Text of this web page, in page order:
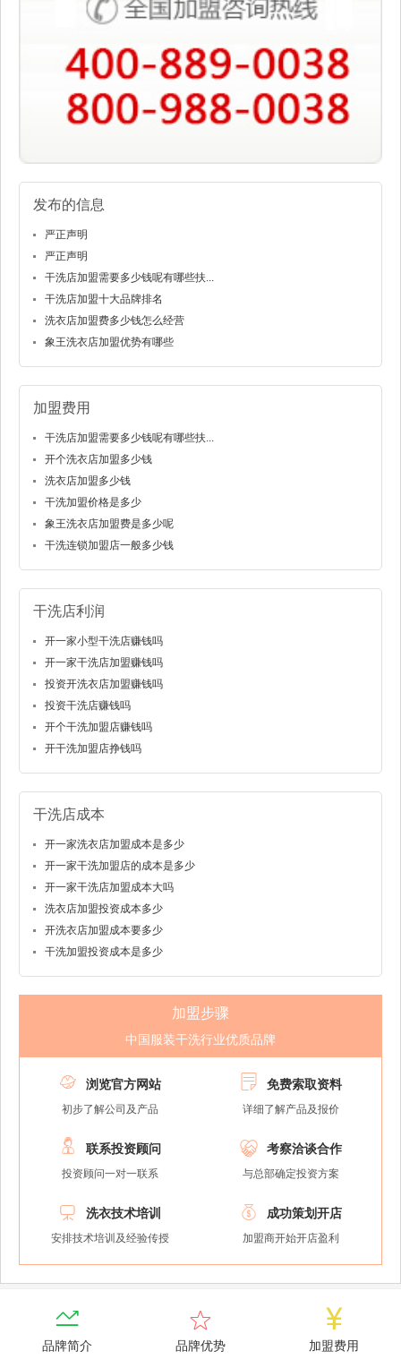
发布的信息
严正声明
严正声明
干洗店加盟需要多少钱呢有哪些扶...
干洗店加盟十大品牌排名
洗衣店加盟费多少钱怎么经营
象王洗衣店加盟优势有哪些
加盟费用
干洗店加盟需要多少钱呢有哪些扶...
开个洗衣店加盟多少钱
洗衣店加盟多少钱
干洗加盟价格是多少
象王洗衣店加盟费是多少呢
干洗连锁加盟店一般多少钱
干洗店利润
开一家小型干洗店赚钱吗
开一家干洗店加盟赚钱吗
投资开洗衣店加盟赚钱吗
投资干洗店赚钱吗
开个干洗加盟店赚钱吗
开干洗加盟店挣钱吗
干洗店成本
开一家洗衣店加盟成本是多少
开一家干洗加盟店的成本是多少
开一家干洗店加盟成本大吗
洗衣店加盟投资成本多少
开洗衣店加盟成本要多少
干洗加盟投资成本是多少
加盟步骤
中国服装干洗行业优质品牌
 浏览官方网站
初步了解公司及产品
 免费索取资料
详细了解产品及报价
 联系投资顾问
投资顾问一对一联系
 考察洽谈合作
与总部确定投资方案
 洗衣技术培训
安排技术培训及经验传授
 成功策划开店
加盟商开始开店盈利

品牌简介

品牌优势

加盟费用